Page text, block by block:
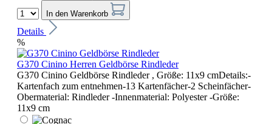
In den Warenkorb
Details
%
G370 Cinino Herren Geldbörse Rindleder
G370 Cinino Geldbörse Rindleder , Größe: 11x9 cmDetails:-
Kartenfach zum entnehmen-13 Kartenfächer-2 Scheinfächer-
Obermaterial: Rindleder -Innenmaterial: Polyester -Größe:
11x9 cm